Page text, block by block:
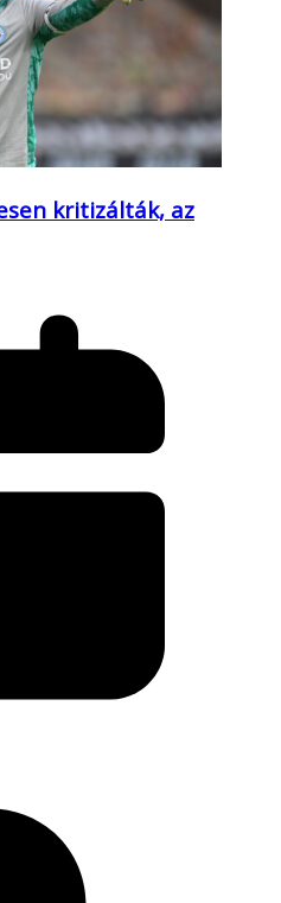
kritizálták, az